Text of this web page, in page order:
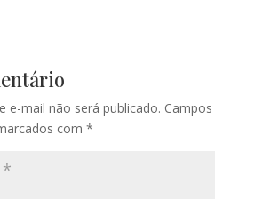
e-mail não será publicado. Campos
com *